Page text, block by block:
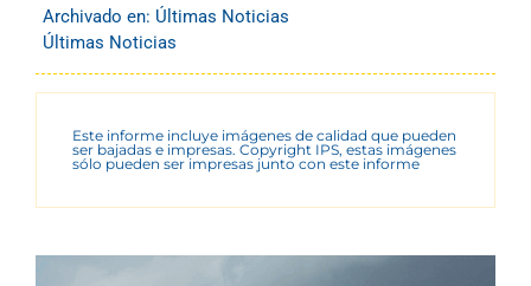
Archivado en: Últimas Noticias
Últimas Noticias
Este informe incluye imágenes de calidad que pueden
ser bajadas e impresas. Copyright IPS, estas imágenes
sólo pueden ser impresas junto con este informe